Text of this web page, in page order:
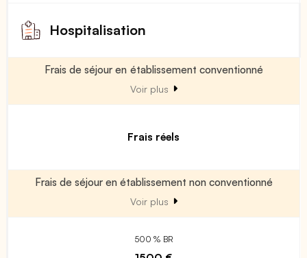
Hospitalisation
Frais de séjour en établissement conventionné
Voir plus
Frais réels
Frais de séjour en établissement non conventionné
Voir plus
500 % BR